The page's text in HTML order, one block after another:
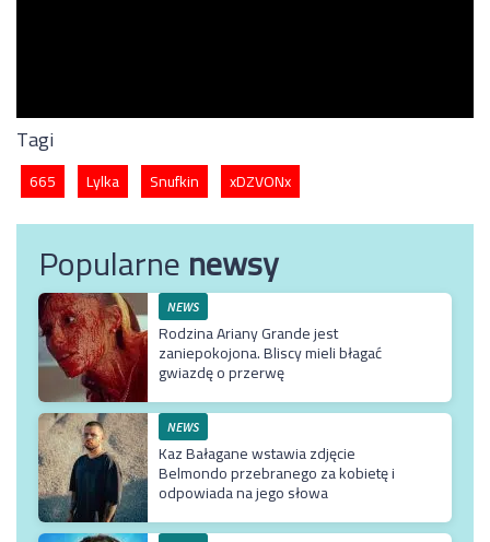
Tagi
665 Lylka Snufkin xDZVONx
Popularnenewsy
NEWS
Rodzina Ariany Grande jest
zaniepokojona. Bliscy mieli błagać
gwiazdę o przerwę
NEWS
Kaz Bałagane wstawia zdjęcie
Belmondo przebranego za kobietę i
odpowiada na jego słowa